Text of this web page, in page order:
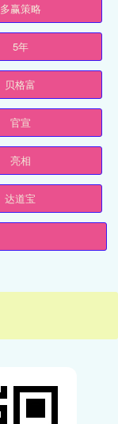
多赢策略
5年
贝格富
官宣
亮相
达道宝